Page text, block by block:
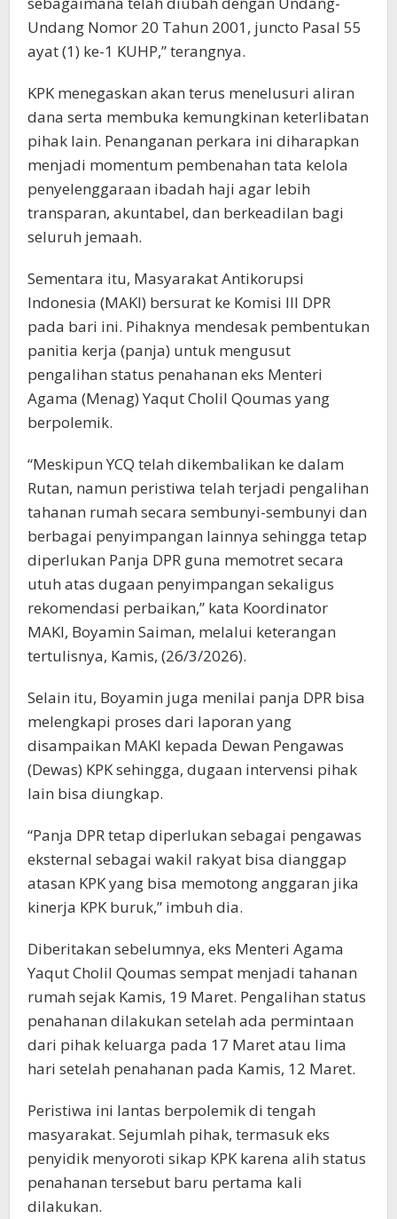
Undang Nomor 20 Tahun 2001, juncto Pasal 55
ayat (1) ke-1 KUHP,” terangnya.
KPK menegaskan akan terus menelusuri aliran
dana serta membuka kemungkinan keterlibatan
pihak lain. Penanganan perkara ini diharapkan
menjadi momentum pembenahan tata kelola
penyelenggaraan ibadah haji agar lebih
transparan, akuntabel, dan berkeadilan bagi
seluruh jemaah.
Sementara itu, Masyarakat Antikorupsi
Indonesia (MAKI) bersurat ke Komisi III DPR
pada bari ini. Pihaknya mendesak pembentukan
panitia kerja (panja) untuk mengusut
pengalihan status penahanan eks Menteri
Agama (Menag) Yaqut Cholil Qoumas yang
berpolemik.
“Meskipun YCQ telah dikembalikan ke dalam
Rutan, namun peristiwa telah terjadi pengalihan
tahanan rumah secara sembunyi-sembunyi dan
berbagai penyimpangan lainnya sehingga tetap
diperlukan Panja DPR guna memotret secara
utuh atas dugaan penyimpangan sekaligus
rekomendasi perbaikan,” kata Koordinator
MAKI, Boyamin Saiman, melalui keterangan
tertulisnya, Kamis, (26/3/2026).
Selain itu, Boyamin juga menilai panja DPR bisa
melengkapi proses dari laporan yang
disampaikan MAKI kepada Dewan Pengawas
(Dewas) KPK sehingga, dugaan intervensi pihak
lain bisa diungkap.
“Panja DPR tetap diperlukan sebagai pengawas
eksternal sebagai wakil rakyat bisa dianggap
atasan KPK yang bisa memotong anggaran jika
kinerja KPK buruk,” imbuh dia.
Diberitakan sebelumnya, eks Menteri Agama
Yaqut Cholil Qoumas sempat menjadi tahanan
rumah sejak Kamis, 19 Maret. Pengalihan status
penahanan dilakukan setelah ada permintaan
dari pihak keluarga pada 17 Maret atau lima
hari setelah penahanan pada Kamis, 12 Maret.
Peristiwa ini lantas berpolemik di tengah
masyarakat. Sejumlah pihak, termasuk eks
penyidik menyoroti sikap KPK karena alih status
penahanan tersebut baru pertama kali
dilakukan.